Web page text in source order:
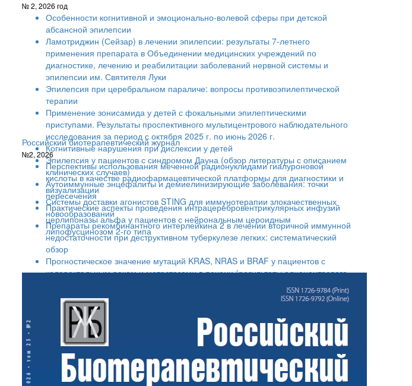
№ 2, 2026 год
Особенности когнитивной и эмоционально-волевой сферы при детской
абсансной эпилепсии
Ламотриджин (Сейзар) в лечении эпилепсии: результаты 7-летнего
применения препарата в Объединении медицинских учреждений по
диагностике, лечению и реабилитации заболеваний нервной системы и
эпилепсии им. Святителя Луки
Эпилепсия при церебральном параличе: вопросы противоэпилептической
терапии
Применение зонисамида у детей с фокальными эпилептическими
приступами. Результаты проспективного мультицентрового наблюдательного
исследования за период с октября 2025 г. по июнь 2026 г.
Когнитивные нарушения при дислексии у детей
Эпилепсия у пациентов с синдромом Дауна (обзор литературы с описанием
клинических случаев)
Аутоиммунные энцефалиты и демиелинизирующие заболевания: точки
пересечения
Практические аспекты проведения интрацеребровентрикулярных инфузий
церлипоназы альфа у пациентов с нейрональным цероидным
липофусцинозом 2-го типа
Российский биотерапевтический журнал
№2, 2026
Перспективы использования меченной радионуклидами гиалуроновой
кислоты в качестве радиофармацевтической платформы для диагностики и
визуализации
Системы доставки агонистов STING для иммунотерапии злокачественных
новообразований
Препараты рекомбинантного интерлейкина 2 в лечении вторичной иммунной
недостаточности при деструктивном туберкулезе легких: систематический
обзор
Прогностическое значение мутаций KRAS, NRAS и BRAF у пациентов с
колоректальным раком и метастазами в печени (результаты одноцентрового
Множественная миелома: иммунофенотип плазматических клеток и
мониторинг минимальной остаточной болезни после индукционной терапии
и трансплантации аутологичных гемопоэтических стволовых клеток
Иммунобиологические свойства смеси антигенов экспериментальных
протективных белоксодержащих фракций, выделенных разными методами
из штамма Streptococcus oralis
Эффективность применения 2-изобутил-4,6- диметил-5-оксипиримидина в
монотерапии и в комбинации с доксорубицином на мышах при раке толстой